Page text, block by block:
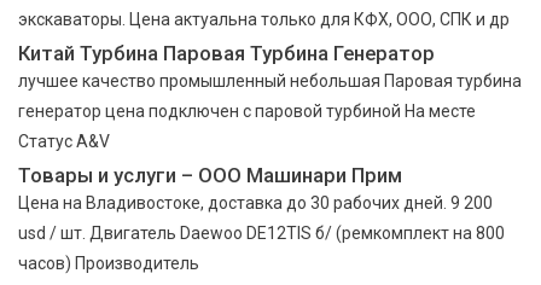
экскаваторы. Цена актуальна только для КФХ, ООО, СПК и др
Китай Турбина Паровая Турбина Генератор
лучшее качество промышленный небольшая Паровая турбина
генератор цена подключен с паровой турбиной На месте
Статус A&V
Товары и услуги – ООО Машинари Прим
Цена на Владивостоке, доставка до 30 рабочих дней. 9 200
usd / шт. Двигатель Daewoo DE12TIS б/ (ремкомплект на 800
часов) Производитель